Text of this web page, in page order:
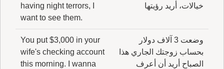
خيالات، أريد رؤيتها
having night terrors, I
want to see them.
وضعت 3 آلاف دولار
بحساب زوجتك الجاري هذا
الصباح أريد أن أعرف
You put $3,000 in your
wife's checking account
this morning. I wanna